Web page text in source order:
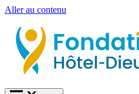
Aller au contenu